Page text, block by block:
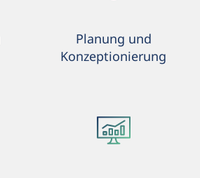
Planung und
Konzeptionierung